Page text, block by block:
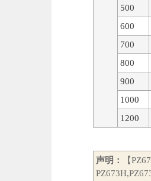
500
600
700
800
900
1000
1200
声明：
【